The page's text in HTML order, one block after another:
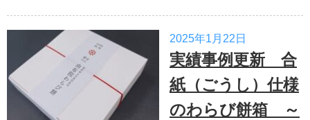
2025年1月22日
実績事例更新 合
紙（ごうし）仕様
のわらび餅箱 ～